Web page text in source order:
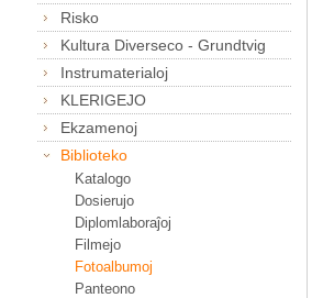
Risko
Kultura Diverseco - Grundtvig
Instrumaterialoj
KLERIGEJO
Ekzamenoj
Biblioteko
Katalogo
Dosierujo
Diplomlaboraĵoj
Filmejo
Fotoalbumoj
Panteono